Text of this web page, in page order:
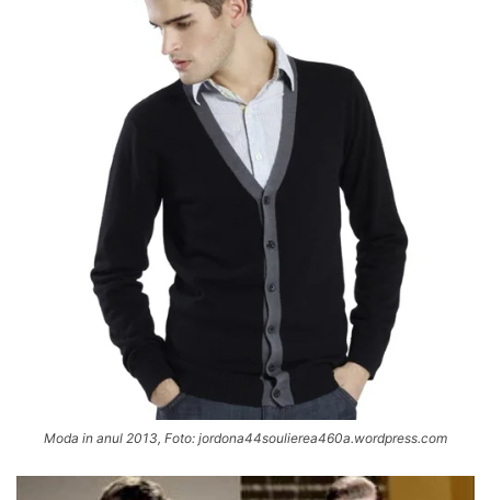
Moda in anul 2013, Foto: jordona44soulierea460a.wordpress.com